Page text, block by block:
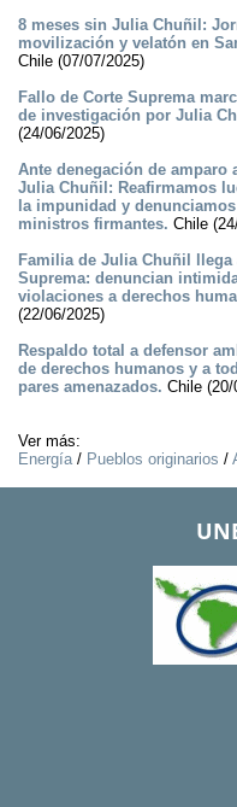
8 meses sin Julia Chuñil:
movilización y velatón en
Chile (07/07/2025)
Fallo de Corte Suprema
de investigación por Julia
(24/06/2025)
Ante denegación de amparo
Julia Chuñil: Reafirmamos
la impunidad y
ministros firmantes. Chile
Familia de Julia Chuñil llega
Suprema: denuncian
violaciones a derechos
(22/06/2025)
Respaldo total a defensor
de derechos humanos y a
pares amenazados. Chile (20/
Ver más:
Energía/ Pueblos originarios /